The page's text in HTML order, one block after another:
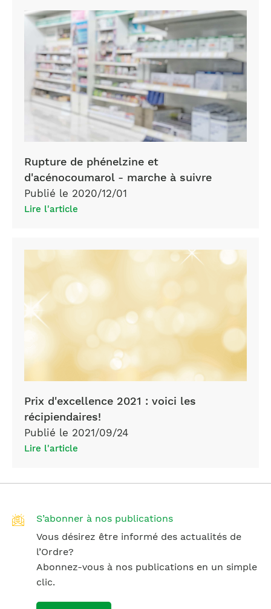
Rupture de phénelzine et
d'acénocoumarol - marche à suivre
Publié le 2020/12/01
Lire l'article
Prix d'excellence 2021 : voici les
récipiendaires!
Publié le 2021/09/24
Lire l'article
S’abonner à nos publications
Vous désirez être informé des actualités de
l’Ordre?
Abonnez-vous à nos publications en un simple
clic.